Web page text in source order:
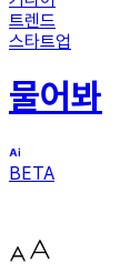
트렌드
스타트업
물어봐
BETA